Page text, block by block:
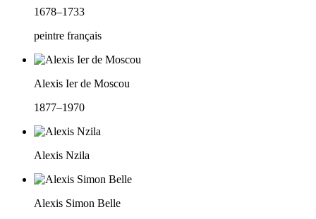
1678–1733
peintre français
Alexis Ier de Moscou
1877–1970
Alexis Nzila
Alexis Simon Belle